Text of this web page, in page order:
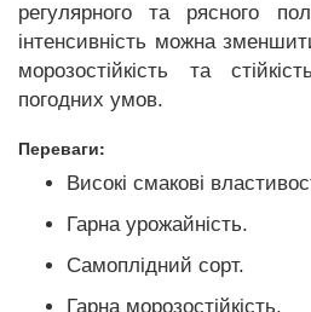
регулярного та рясного
інтенсивність можна
морозостійкість та
погодних умов.
Переваги:
Високі смакові
Гарна урожайність.
Самоплідний сорт.
Гарна морозостійкість.